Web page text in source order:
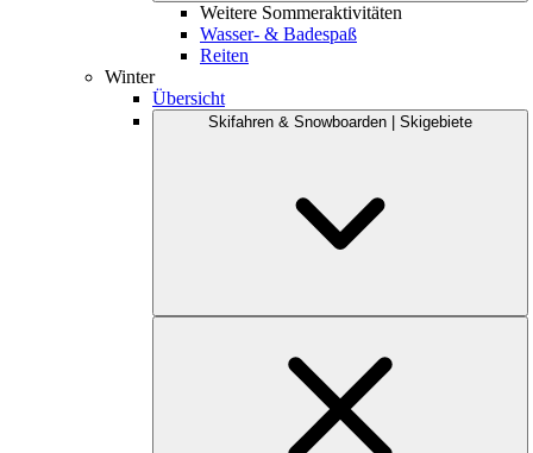
Weitere Sommeraktivitäten
Wasser- & Badespaß
Reiten
Winter
Übersicht
Skifahren & Snowboarden | Skigebiete